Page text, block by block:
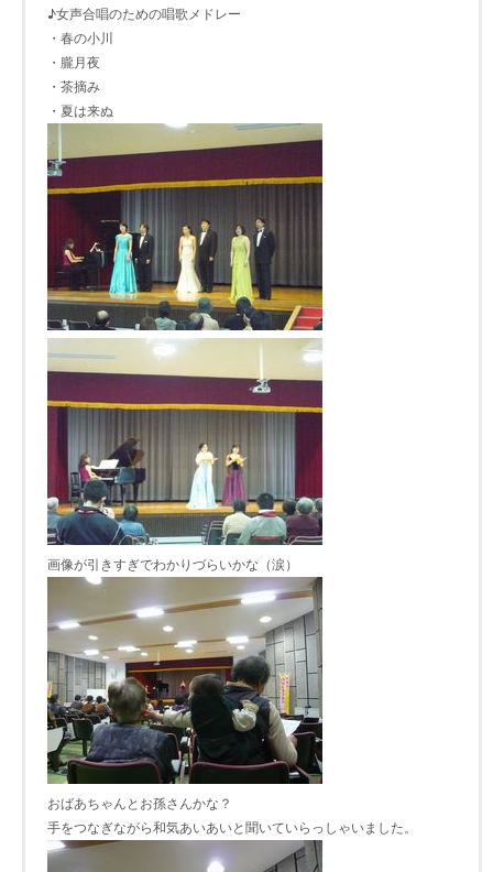
♪女声合唱のための唱歌メドレー
・春の小川
・朧月夜
・茶摘み
・夏は来ぬ
画像が引きすぎでわかりづらいかな（涙）
おばあちゃんとお孫さんかな？
手をつなぎながら和気あいあいと聞いていらっしゃいました。